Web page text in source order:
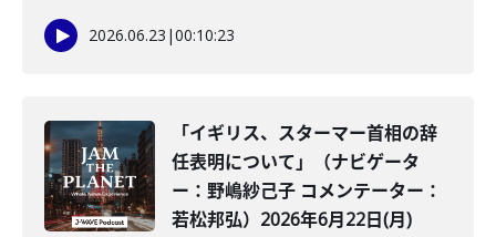
2026.06.23 |00:10:23
「イギリス、スターマー首相の辞
任表明について」（ナビゲータ
ー：野嶋紗己子 コメンテーター：
若松邦弘）2026年6月22日(月)